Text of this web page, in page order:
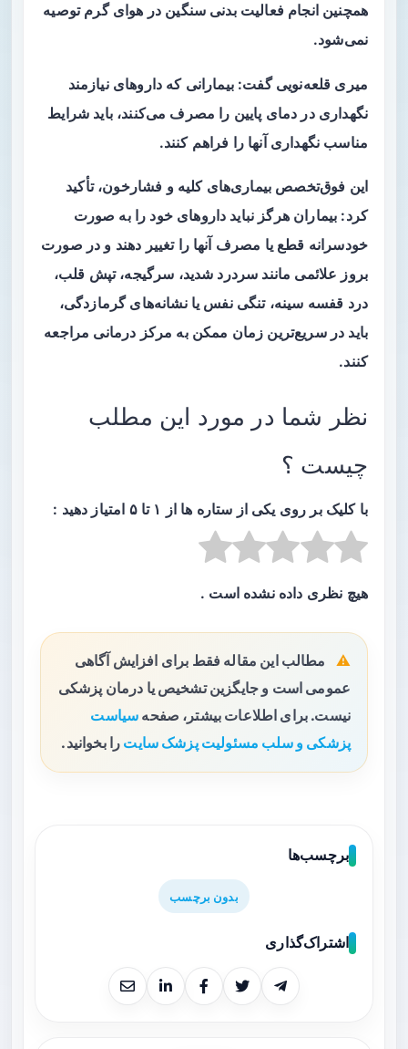
همچنین انجام فعالیت بدنی سنگین در هوای گرم توصیه
نمی‌شود.
میری قلعه‌نویی گفت: بیمارانی که داروهای نیازمند
نگهداری در دمای پایین را مصرف می‌کنند، باید شرایط
مناسب نگهداری آنها را فراهم کنند.
این فوق‌تخصص بیماری‌های کلیه و فشارخون، تأکید
کرد: بیماران هرگز نباید داروهای خود را به‌ صورت
خودسرانه قطع یا مصرف آنها را تغییر دهند و در صورت
بروز علائمی مانند سردرد شدید، سرگیجه، تپش قلب،
درد قفسه سینه، تنگی نفس یا نشانه‌های گرمازدگی،
باید در سریع‌ترین زمان ممکن به مرکز درمانی مراجعه
کنند.
نظر شما در مورد این مطلب
چیست ؟
با کلیک بر روی یکی از ستاره ها از ۱ تا ۵ امتیاز دهید :
هیچ نظری داده نشده است .
مطالب این مقاله فقط برای افزایش آگاهی
عمومی است و جایگزین تشخیص یا درمان پزشکی
نیست. برای اطلاعات بیشتر، صفحه سیاست
پزشکی و سلب مسئولیت پزشک سایت را بخوانید.
برچسب‌ها
بدون برچسب
اشتراک‌گذاری